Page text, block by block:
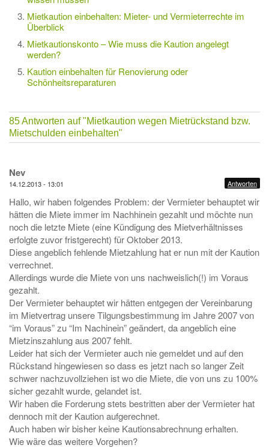
Mietkaution einbehalten: Mieter- und Vermieterrechte im
Überblick
Mietkautionskonto – Wie muss die Kaution angelegt
werden?
Kaution einbehalten für Renovierung oder
Schönheitsreparaturen
85 Antworten auf"Mietkaution wegen Mietrückstand bzw.
Mietschulden einbehalten"
Nev
14.12.2013 - 13:01 Antworten
Hallo, wir haben folgendes Problem: der Vermieter behauptet wir
hätten die Miete immer im Nachhinein gezahlt und möchte nun
noch die letzte Miete (eine Kündigung des Mietverhältnisses
erfolgte zuvor fristgerecht) für Oktober 2013.
Diese angeblich fehlende Mietzahlung hat er nun mit der Kaution
verrechnet.
Allerdings wurde die Miete von uns nachweislich(!) im Voraus
gezahlt.
Der Vermieter behauptet wir hätten entgegen der Vereinbarung
im Mietvertrag unsere Tilgungsbestimmung im Jahre 2007 von
“im Voraus” zu “Im Nachinein” geändert, da angeblich eine
Mietzinszahlung aus 2007 fehlt.
Leider hat sich der Vermieter auch nie gemeldet und auf den
Rückstand hingewiesen so dass es jetzt nach so langer Zeit
schwer nachzuvollziehen ist wo die Miete, die von uns zu 100%
sicher gezahlt wurde, gelandet ist.
Wir haben die Forderung stets bestritten aber der Vermieter hat
dennoch mit der Kaution aufgerechnet.
Auch haben wir bisher keine Kautionsabrechnung erhalten.
Wie wäre das weitere Vorgehen?